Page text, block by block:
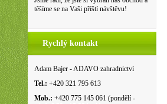
těšíme se na Vaši příští návštěvu!
Rychlý kontakt
Adam Bajer - ADAVO zahradnictví
Tel.: +420 321 795 613
Mob.: +420 775 145 061 (pondělí -